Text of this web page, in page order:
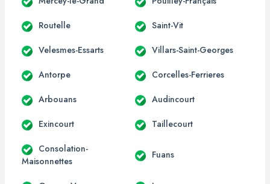
Routelle Saint-Vit
Velesmes-Essarts Villars-Saint-Georges
Antorpe Corcelles-Ferrieres
Arbouans Audincourt
Exincourt Taillecourt
Consolation-
Maisonnettes
Fuans